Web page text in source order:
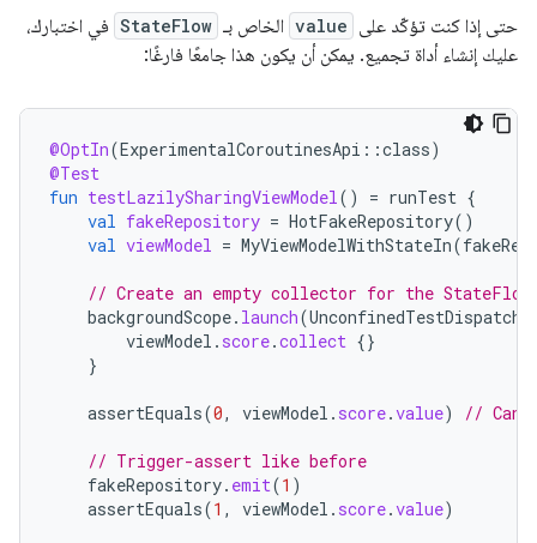
حتى إذا كنت تؤكّد على value الخاص بـ StateFlow في اختبارك،
عليك إنشاء أداة تجميع. يمكن أن يكون هذا جامعًا فارغًا:
@OptIn(ExperimentalCoroutinesApi ::class)
@Test
fun testLazilySharingViewModel() = runTest {
val fakeRepository = HotFakeRepository()
val viewModel = MyViewModelWithStateIn(
// Create an empty collector for the StateFlow
backgroundScope. launch(
viewModel . score.collect {}
}
assertEquals(0, viewModel . score.value) // Can
// Trigger-assert like before
fakeRepository. emit(1 )
assertEquals(1 , viewModel . score.value)